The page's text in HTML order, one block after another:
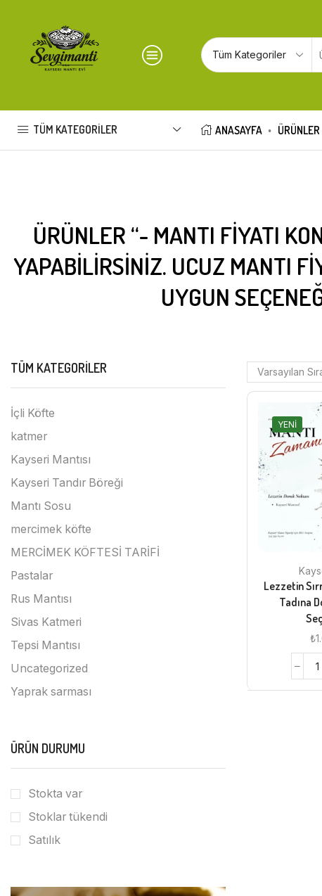
TÜM KATEGORILER ANASAYFA ÜRÜNLER
ÜRÜNLER “- MANTI FIYATI
YAPABILIRSINIZ. UCUZ MANTI
UYGUN
YENI
Lezzetin
Tadına
₺
TÜM KATEGORILER
İçli Köfte
katmer
Kayseri Mantısı
Kayseri Tandır Böreği
Mantı Sosu
mercimek köfte
MERCİMEK KÖFTESİ TARİFİ
Pastalar
Rus Mantısı
Sivas Katmeri
Tepsi Mantısı
Uncategorized
Yaprak sarması
ÜRÜN DURUMU
Stokta var
Stoklar tükendi
Satılık